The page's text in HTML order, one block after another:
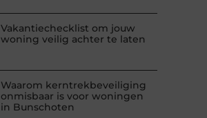
Vakantiechecklist om jouw
woning veilig achter te laten
Waarom kerntrekbeveiliging
onmisbaar is voor woningen
in Bunschoten